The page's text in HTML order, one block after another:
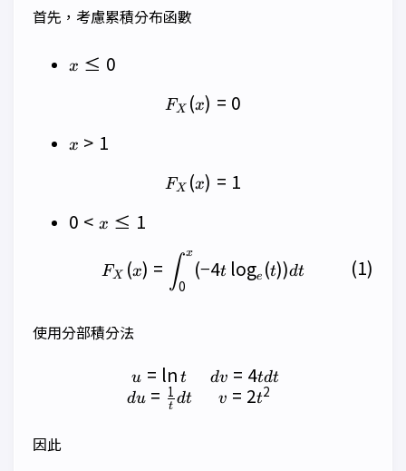
首先，考慮累積分布函數
x
x ≤ 0
F_X(x) = 0
FX (x) = 0
x\gt
x > 1
F_X(x) = 1
FX (x) = 1
0
0 < x ≤ 1
\begin{align} F_X(x)
FX (x) = ∫0
x
(−4t loge (t))dt
使用分部積分法
\begin{matrix} u = \ln t
u = ln t
du = t
1 dt
dv = 4tdt
v = 2t2
因此